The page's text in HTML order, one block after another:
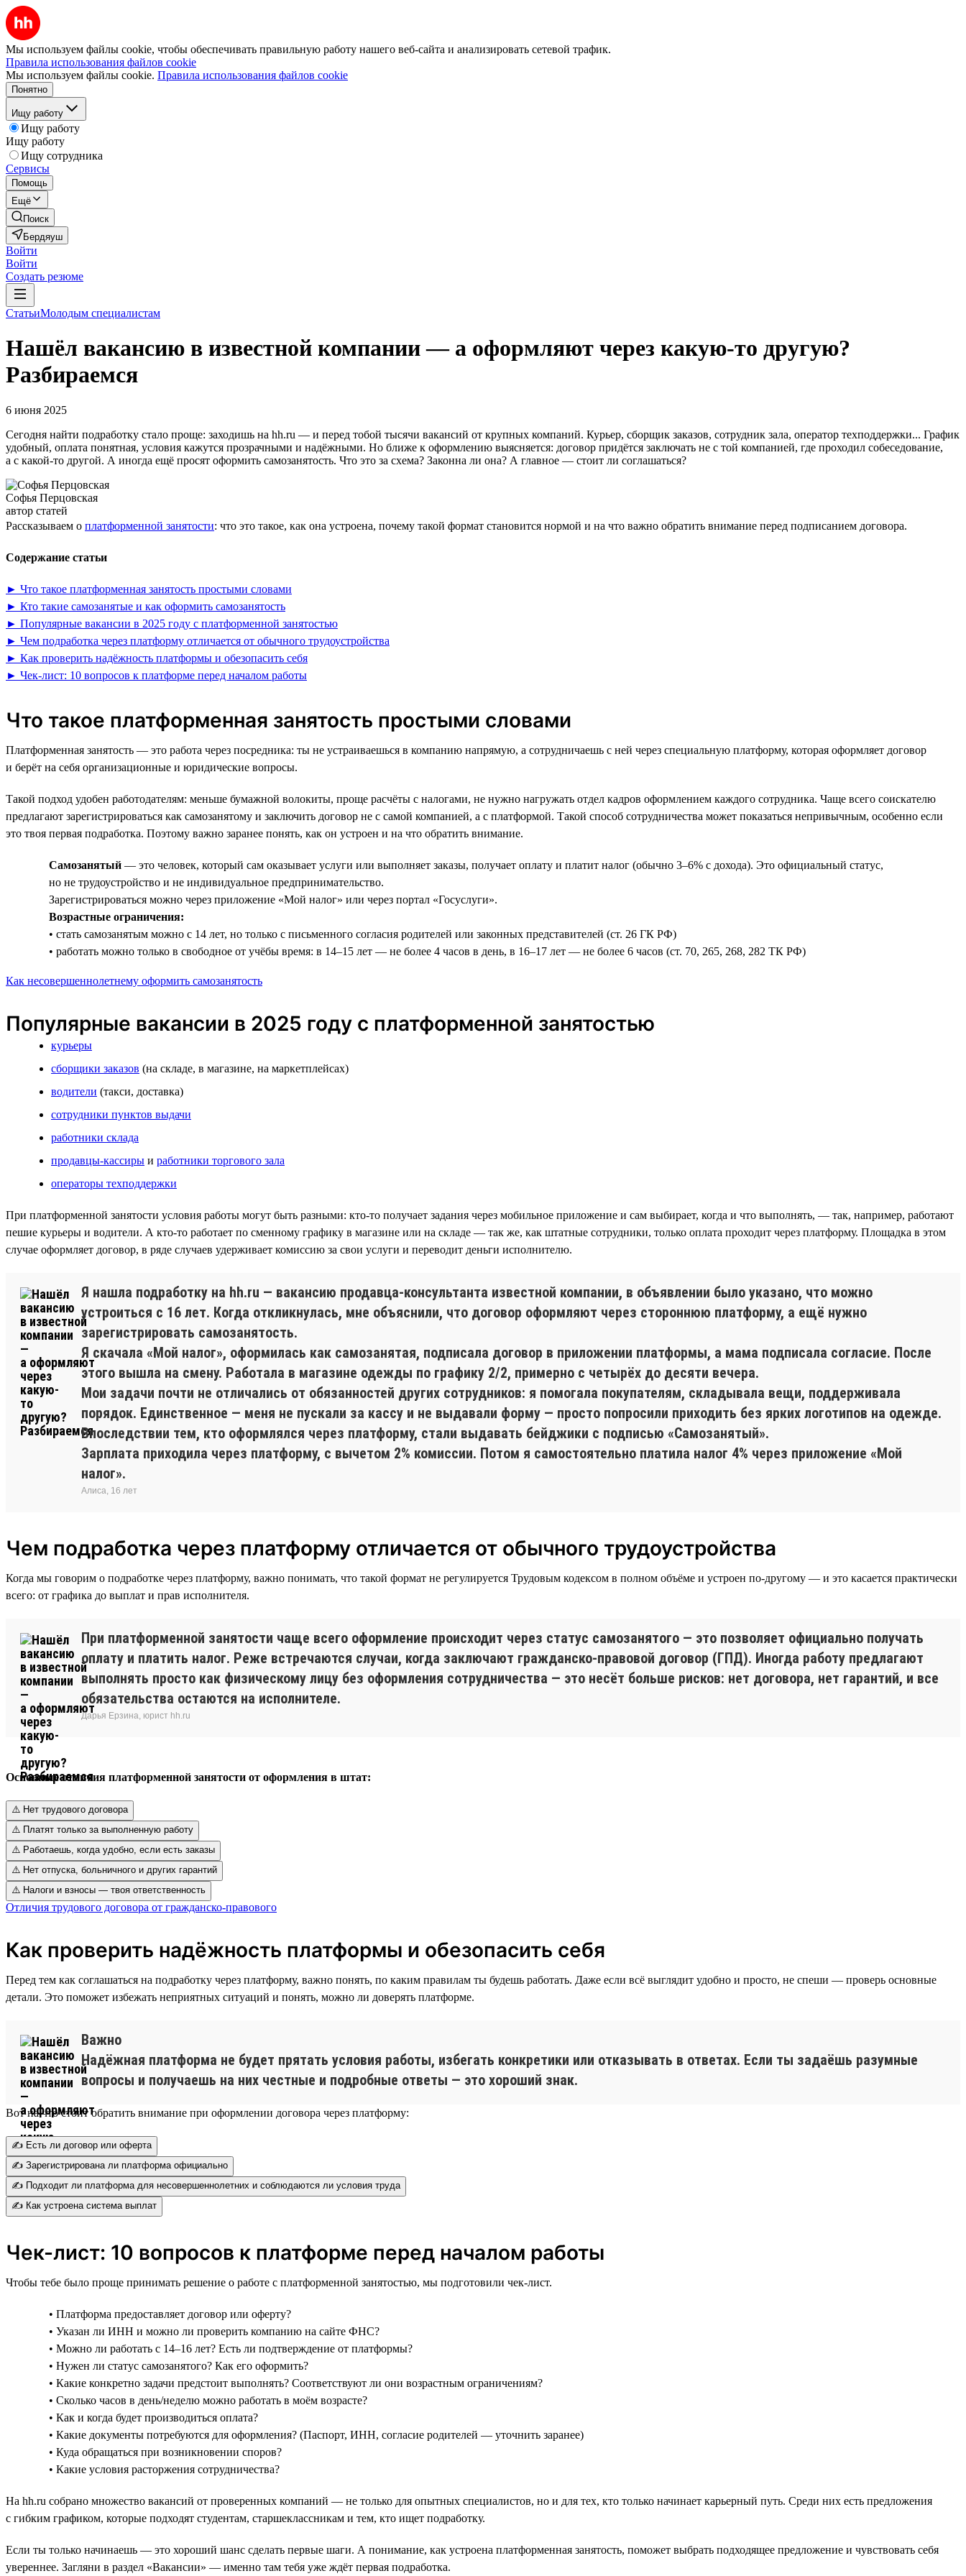
Мы используем файлы cookie, чтобы обеспечивать правильную работу нашего веб-сайта и анализировать сетевой трафик.
Правила использования файлов cookie
Мы используем файлы cookie. Правила использования файлов cookie
Понятно
Ищу работу
Ищу работу
Ищу работу
Ищу сотрудника
Сервисы
Помощь
Ещё
Поиск
Бердяуш
Войти
Войти
Создать резюме
СтатьиМолодым специалистам
Нашёл вакансию в известной компании — а оформляют через какую-то другую?
Разбираемся
6 июня 2025
Сегодня найти подработку стало проще: заходишь на hh.ru — и перед тобой тысячи вакансий от крупных компаний. Курьер, сборщик заказов, сотрудник зала, оператор техподдержки... График
удобный, оплата понятная, условия кажутся прозрачными и надёжными. Но ближе к оформлению выясняется: договор придётся заключать не с той компанией, где проходил собеседование,
а с какой-то другой. А иногда ещё просят оформить самозанятость. Что это за схема? Законна ли она? А главное — стоит ли соглашаться?
Софья Перцовская
автор статей
Рассказываем о платформенной занятости: что это такое, как она устроена, почему такой формат становится нормой и на что важно обратить внимание перед подписанием договора.
Содержание статьи
► Что такое платформенная занятость простыми словами
► Кто такие самозанятые и как оформить самозанятость
► Популярные вакансии в 2025 году с платформенной занятостью
► Чем подработка через платформу отличается от обычного трудоустройства
► Как проверить надёжность платформы и обезопасить себя
► Чек-лист: 10 вопросов к платформе перед началом работы
Что такое платформенная занятость простыми словами
Платформенная занятость — это работа через посредника: ты не устраиваешься в компанию напрямую, а сотрудничаешь с ней через специальную платформу, которая оформляет договор
и берёт на себя организационные и юридические вопросы.
Такой подход удобен работодателям: меньше бумажной волокиты, проще расчёты с налогами, не нужно нагружать отдел кадров оформлением каждого сотрудника. Чаще всего соискателю
предлагают зарегистрироваться как самозанятому и заключить договор не с самой компанией, а с платформой. Такой способ сотрудничества может показаться непривычным, особенно если
это твоя первая подработка. Поэтому важно заранее понять, как он устроен и на что обратить внимание.
Самозанятый — это человек, который сам оказывает услуги или выполняет заказы, получает оплату и платит налог (обычно 3–6% с дохода). Это официальный статус,
но не трудоустройство и не индивидуальное предпринимательство.
Зарегистрироваться можно через приложение «Мой налог» или через портал «Госуслуги».
Возрастные ограничения:
• стать самозанятым можно с 14 лет, но только с письменного согласия родителей или законных представителей (ст. 26 ГК РФ)
• работать можно только в свободное от учёбы время: в 14–15 лет — не более 4 часов в день, в 16–17 лет — не более 6 часов (ст. 70, 265, 268, 282 ТК РФ)
Как несовершеннолетнему оформить самозанятость
Популярные вакансии в 2025 году с платформенной занятостью
курьеры
сборщики заказов (на складе, в магазине, на маркетплейсах)
водители (такси, доставка)
сотрудники пунктов выдачи
работники склада
продавцы-кассиры и работники торгового зала
операторы техподдержки
При платформенной занятости условия работы могут быть разными: кто-то получает задания через мобильное приложение и сам выбирает, когда и что выполнять, — так, например, работают
пешие курьеры и водители. А кто-то работает по сменному графику в магазине или на складе — так же, как штатные сотрудники, только оплата проходит через платформу. Площадка в этом
случае оформляет договор, в ряде случаев удерживает комиссию за свои услуги и переводит деньги исполнителю.
Я нашла подработку на hh.ru — вакансию продавца-консультанта известной компании, в объявлении было указано, что можно
устроиться с 16 лет. Когда откликнулась, мне объяснили, что договор оформляют через стороннюю платформу, а ещё нужно
зарегистрировать самозанятость.
Я скачала «Мой налог», оформилась как самозанятая, подписала договор в приложении платформы, а мама подписала согласие. После
этого вышла на смену. Работала в магазине одежды по графику 2/2, примерно с четырёх до десяти вечера.
Мои задачи почти не отличались от обязанностей других сотрудников: я помогала покупателям, складывала вещи, поддерживала
порядок. Единственное — меня не пускали за кассу и не выдавали форму — просто попросили приходить без ярких логотипов на одежде.
Впоследствии тем, кто оформлялся через платформу, стали выдавать бейджики с подписью «Самозанятый».
Зарплата приходила через платформу, с вычетом 2% комиссии. Потом я самостоятельно платила налог 4% через приложение «Мой
налог».
Алиса, 16 лет
Чем подработка через платформу отличается от обычного трудоустройства
Когда мы говорим о подработке через платформу, важно понимать, что такой формат не регулируется Трудовым кодексом в полном объёме и устроен по-другому — и это касается практически
всего: от графика до выплат и прав исполнителя.
При платформенной занятости чаще всего оформление происходит через статус самозанятого — это позволяет официально получать
оплату и платить налог. Реже встречаются случаи, когда заключают гражданско-правовой договор (ГПД). Иногда работу предлагают
выполнять просто как физическому лицу без оформления сотрудничества — это несёт больше рисков: нет договора, нет гарантий, и все
обязательства остаются на исполнителе.
Дарья Ерзина, юрист hh.ru
Основные отличия платформенной занятости от оформления в штат:
⚠️ Нет трудового договора
⚠️ Платят только за выполненную работу
⚠️ Работаешь, когда удобно, если есть заказы
⚠️ Нет отпуска, больничного и других гарантий
⚠️ Налоги и взносы — твоя ответственность
Отличия трудового договора от гражданско-правового
Как проверить надёжность платформы и обезопасить себя
Перед тем как соглашаться на подработку через платформу, важно понять, по каким правилам ты будешь работать. Даже если всё выглядит удобно и просто, не спеши — проверь основные
детали. Это поможет избежать неприятных ситуаций и понять, можно ли доверять платформе.
Важно
Надёжная платформа не будет прятать условия работы, избегать конкретики или отказывать в ответах. Если ты задаёшь разумные
вопросы и получаешь на них честные и подробные ответы — это хороший знак.
Вот на что стоит обратить внимание при оформлении договора через платформу:
✍️ Есть ли договор или оферта
✍️ Зарегистрирована ли платформа официально
✍️ Подходит ли платформа для несовершеннолетних и соблюдаются ли условия труда
✍️ Как устроена система выплат
Чек-лист: 10 вопросов к платформе перед началом работы
Чтобы тебе было проще принимать решение о работе с платформенной занятостью, мы подготовили чек-лист.
• Платформа предоставляет договор или оферту?
• Указан ли ИНН и можно ли проверить компанию на сайте ФНС?
• Можно ли работать с 14–16 лет? Есть ли подтверждение от платформы?
• Нужен ли статус самозанятого? Как его оформить?
• Какие конкретно задачи предстоит выполнять? Соответствуют ли они возрастным ограничениям?
• Сколько часов в день/неделю можно работать в моём возрасте?
• Как и когда будет производиться оплата?
• Какие документы потребуются для оформления? (Паспорт, ИНН, согласие родителей — уточнить заранее)
• Куда обращаться при возникновении споров?
• Какие условия расторжения сотрудничества?
На hh.ru собрано множество вакансий от проверенных компаний — не только для опытных специалистов, но и для тех, кто только начинает карьерный путь. Среди них есть предложения
с гибким графиком, которые подходят студентам, старшеклассникам и тем, кто ищет подработку.
Если ты только начинаешь — это хороший шанс сделать первые шаги. А понимание, как устроена платформенная занятость, поможет выбрать подходящее предложение и чувствовать себя
увереннее. Загляни в раздел «Вакансии» — именно там тебя уже ждёт первая подработка.